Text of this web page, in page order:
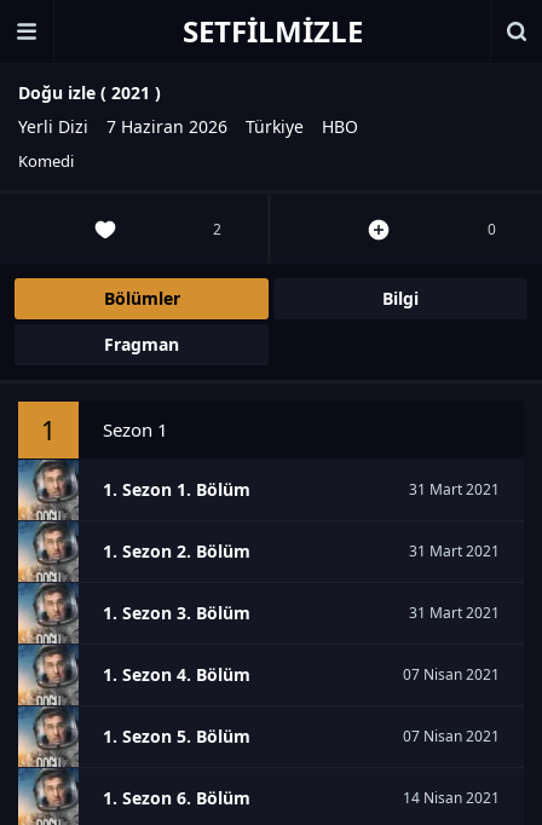
SETFILMIZLE
Doğu izle ( 2021 )
Yerli Dizi
7 Haziran 2026 Türkiye HBO
Komedi
2 0
Bölümler
Bilgi
Fragman
1 Sezon 1
1. Sezon 1. Bölüm 31 Mart 2021
1. Sezon 2. Bölüm 31 Mart 2021
1. Sezon 3. Bölüm 31 Mart 2021
1. Sezon 4. Bölüm 07 Nisan 2021
1. Sezon 5. Bölüm 07 Nisan 2021
1. Sezon 6. Bölüm 14 Nisan 2021